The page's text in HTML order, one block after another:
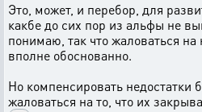
Это, может, и перебор, для
какбе до сих пор из альфы не
понимаю, так что жаловаться
вполне обоснованно.
Но компенсировать недостатки
жаловаться на то, что их